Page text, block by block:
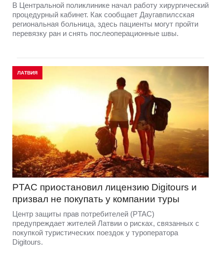
В Центральной поликлинике начал работу хирургический
процедурный кабинет. Как сообщает Даугавпилсская
региональная больница, здесь пациенты могут пройти
перевязку ран и снять послеоперационные швы.
ЛАТВИЯ
PTAC приостановил лицензию Digitours и
призвал не покупать у компании туры
Центр защиты прав потребителей (PTAC)
предупреждает жителей Латвии о рисках, связанных с
покупкой туристических поездок у туроператора
Digitours.